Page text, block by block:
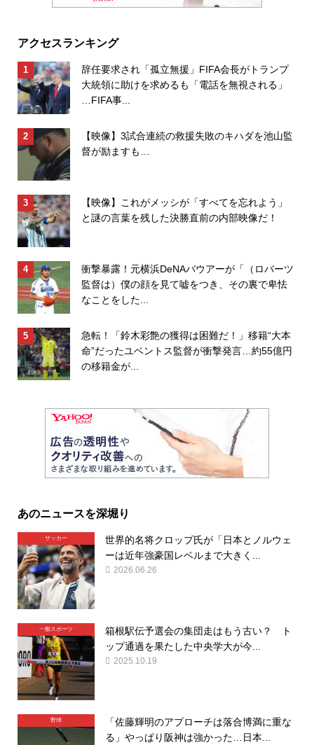
アクセスランキング
辞任要求され「孤立無援」FIFA会長がトランプ
大統領に助けを求めるも「電話を無視される」
…FIFA事...
【映像】3試合連続の救援失敗のキハダを池山監
督が励ますも…
【映像】これがメッシが「すべてを忘れよう」
と謎の言葉を残した決勝直前の内部映像だ！
衝撃暴露！元横浜DeNAバウアーが「（ロバーツ
監督は）僕の顔を見て嘘をつき、その裏で卑怯
なことをした...
急転！「鈴木彩艶の獲得は困難だ！」移籍“大本
命”だったユベントス監督が衝撃発言…約55億円
の移籍金が...
あのニュースを深堀り
サッカー
世界的名将クロップ氏が「日本とノルウェ
ーは近年強豪国レベルまで大きく...
2026.06.26
一般スポーツ
箱根駅伝予選会の集団走はもう古い？ ト
ップ通過を果たした中央学大が今...
2025.10.19
野球
「佐藤輝明のアプローチは落合博満に重な
る」やっぱり阪神は強かった…日本...